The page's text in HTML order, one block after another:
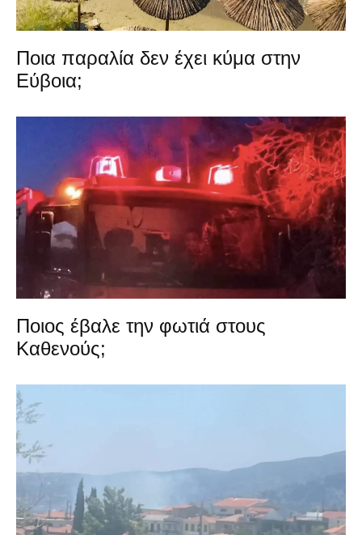
Ποια παραλία δεν έχει κύμα στην
Εύβοια;
Ποιος έβαλε την φωτιά στους
Καθενούς;